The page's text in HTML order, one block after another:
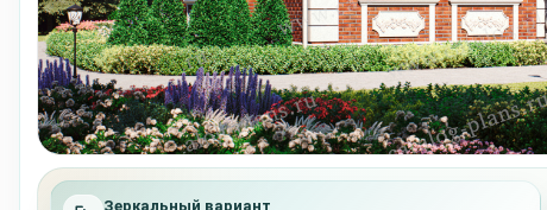
Зеркальный вариант